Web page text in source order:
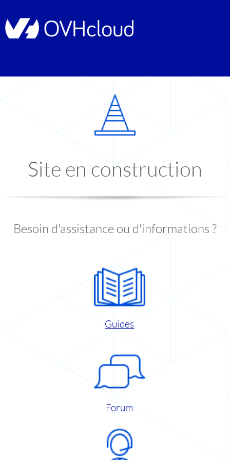
Site en construction
Besoin d'assistance ou d'informations ?
Guides
Forum